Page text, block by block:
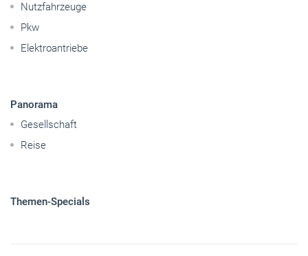
Nutzfahrzeuge
Pkw
Elektroantriebe
Panorama
Gesellschaft
Reise
Themen-Specials